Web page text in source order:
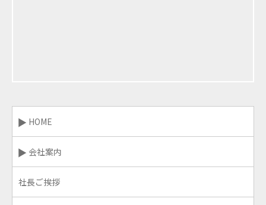
HOME
会社案内
社長ご挨拶